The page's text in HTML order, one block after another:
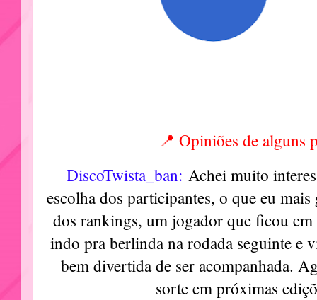
📍 Opiniões de alguns
DiscoTwista_ban: Achei muito
escolha dos participantes, o que eu
dos rankings, um jogador que ficou
indo pra berlinda na rodada seguinte e
bem divertida de ser acompanhada.
sorte em próximas